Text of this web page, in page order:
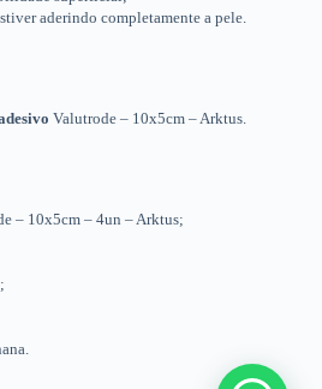
aderindo completamente a pele.
Valutrode – 10x5cm – Arktus.
– 10x5cm – 4un – Arktus;